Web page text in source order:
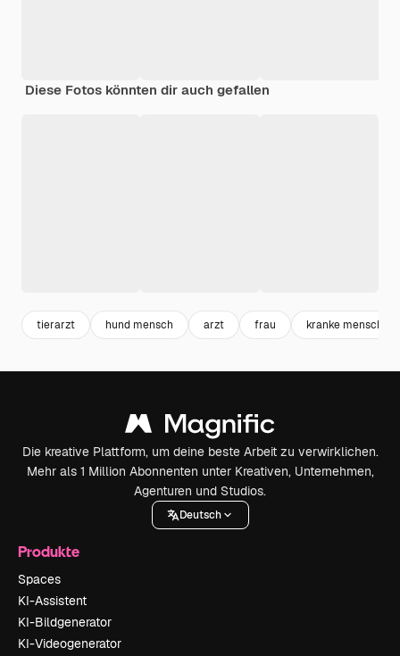
Diese Fotos könnten dir auch gefallen
tierarzt hund mensch arzt frau kranke menschen
Die kreative Plattform, um deine beste Arbeit zu verwirklichen.
Mehr als 1 Million Abonnenten unter Kreativen, Unternehmen,
Agenturen und Studios.
Deutsch
Produkte
Spaces
KI-Assistent
KI-Bildgenerator
KI-Videogenerator